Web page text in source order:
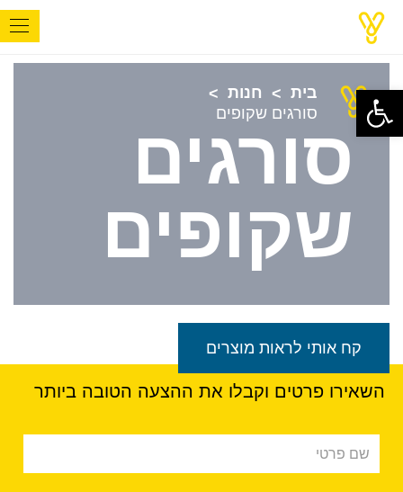
פתח סרגל נגישות בית > חנות >
סורגים שקופים
סורגים
שקופים
קח אותי לראות מוצרים
השאירו פרטים וקבלו את ההצעה הטובה ביותר